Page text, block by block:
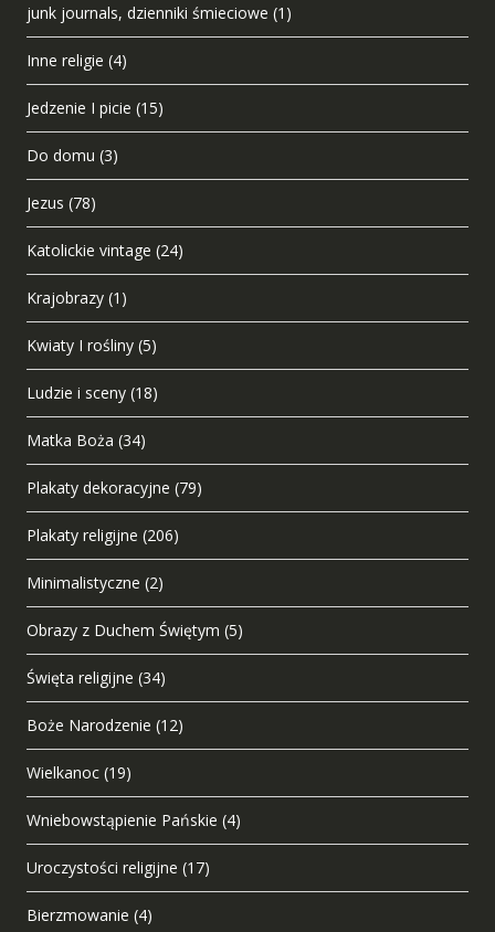
junk journals, dzienniki śmieciowe (1)
Inne religie (4)
Jedzenie I picie (15)
Do domu (3)
Jezus (78)
Katolickie vintage (24)
Krajobrazy (1)
Kwiaty I rośliny (5)
Ludzie i sceny (18)
Matka Boża (34)
Plakaty dekoracyjne (79)
Plakaty religijne (206)
Minimalistyczne (2)
Obrazy z Duchem Świętym (5)
Święta religijne (34)
Boże Narodzenie (12)
Wielkanoc (19)
Wniebowstąpienie Pańskie (4)
Uroczystości religijne (17)
Bierzmowanie (4)